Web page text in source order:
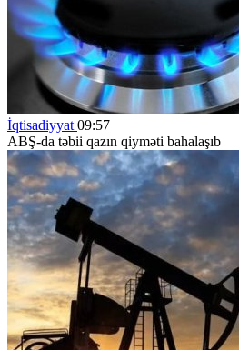
İqtisadiyyat 09:57
ABŞ-da təbii qazın qiyməti bahalaşıb